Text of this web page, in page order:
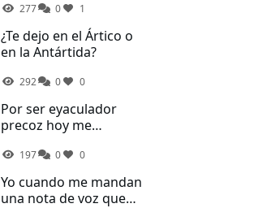
277 0 1
¿Te dejo en el Ártico o
en la Antártida?
292 0 0
Por ser eyaculador
precoz hoy me
197 0 0
Yo cuando me mandan
una nota de voz que